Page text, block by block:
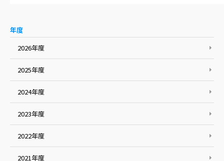
年度
2026年度
2025年度
2024年度
2023年度
2022年度
2021年度